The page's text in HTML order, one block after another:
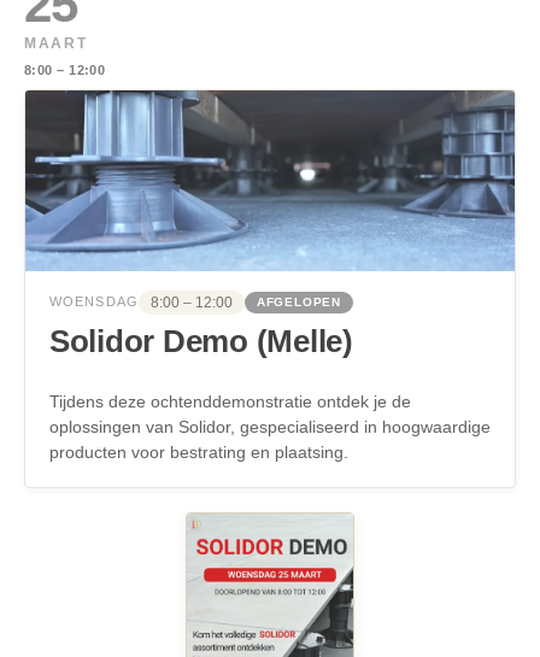
MAART
8:00 – 12:00
WOENSDAG 8:00 – 12:00 AFGELOPEN
Solidor Demo (Melle)
Tijdens deze ochtenddemonstratie ontdek je de
oplossingen van Solidor, gespecialiseerd in hoogwaardige
producten voor bestrating en plaatsing.